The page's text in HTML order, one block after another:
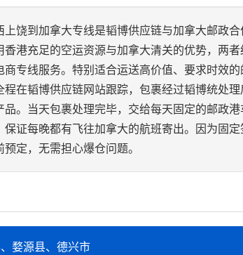
上饶到加拿大专线是韬博供应链与加拿大邮政
香港充足的空运资源与加拿大清关的优势，两
商专线服务。特别适合运送高价值、要求时效
程在韬博供应链网站跟踪，包裹经过韬博统处
品。当天包裹处理完毕，交给每天固定的邮政
保证每晚都有飞往加拿大的航班寄出。因为固
预定，无需担心爆仓问题。
婺源县、德兴市